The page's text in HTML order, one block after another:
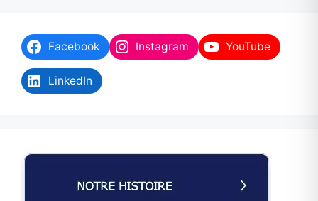
Facebook Instagram YouTube
LinkedIn